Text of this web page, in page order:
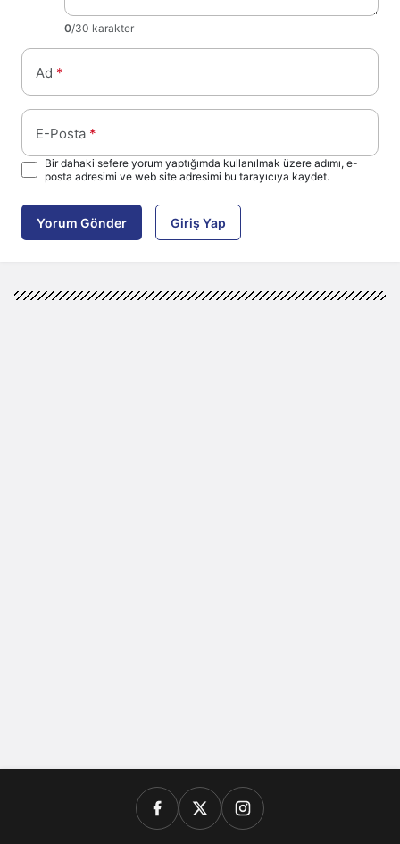
0/30 karakter
Ad *
E-Posta *
Bir dahaki sefere yorum yaptığımda kullanılmak üzere adımı, e-
posta adresimi ve web site adresimi bu tarayıcıya kaydet.
Yorum Gönder Giriş Yap